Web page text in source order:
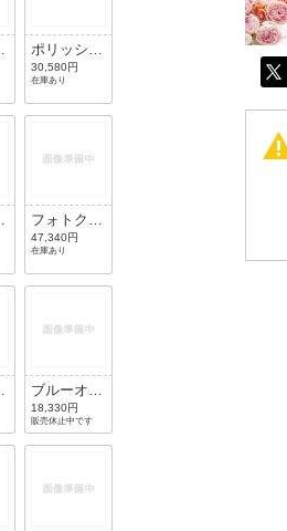
ポリッシュ
ブラック/
クリスタル
ブルーグレ
ー
30,580円
在庫あり
フォトクロ
ミックスト
ライプグレ
ー/クリア
ブルー調光
47,340円
在庫あり
ブルーオン
ヴィシーブ
ルー×WH/
グラディエ
18,330円
販売休止中です